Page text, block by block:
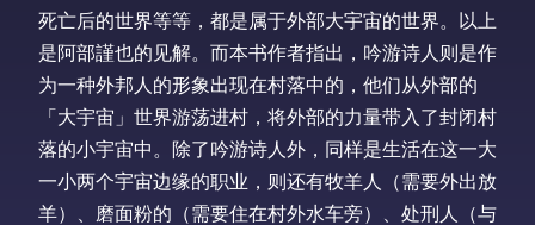
死亡后的世界等等，都是属于外部大宇宙的世界。以上
是阿部謹也的见解。而本书作者指出，吟游诗人则是作
为一种外邦人的形象出现在村落中的，他们从外部的
「大宇宙」世界游荡进村，将外部的力量带入了封闭村
落的小宇宙中。除了吟游诗人外，同样是生活在这一大
一小两个宇宙边缘的职业，则还有牧羊人（需要外出放
羊）、磨面粉的（需要住在村外水车旁）、处刑人（与